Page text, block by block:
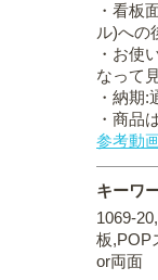
・看板
ル)への
・お使
なって
・納期:
・商品
参考動
キーワ
1069-
板,POP
or両面